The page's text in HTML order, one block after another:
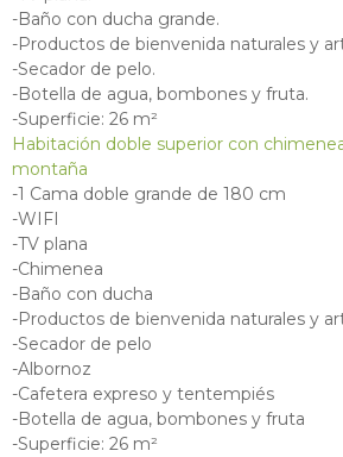
-Baño con ducha grande.
-Productos de bienvenida naturales y
-Secador de pelo.
-Botella de agua, bombones y fruta.
-Superficie: 26 m²
Habitación doble superior con
montaña
-1 Cama doble grande de 180 cm
-WIFI
-TV plana
-Chimenea
-Baño con ducha
-Productos de bienvenida naturales y
-Secador de pelo
-Albornoz
-Cafetera expreso y tentempiés
-Botella de agua, bombones y fruta
-Superficie: 26 m²